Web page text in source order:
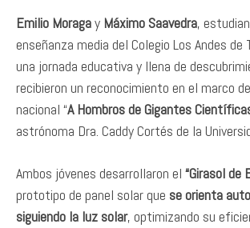
Emilio Moragay Máximo Saavedra,
enseñanza media del Colegio Los Andes de
una jornada educativa y llena de
recibieron un reconocimiento en el marco
nacional “A Hombros de Gigantes
astrónoma Dra. Caddy Cortés de la
Ambos jóvenes desarrollaron el “Girasol de
prototipo de panel solar que se orienta
siguiendo la luz solar, optimizando su